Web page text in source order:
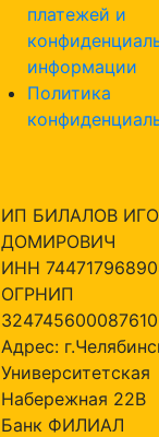
платежей и
информации
Политика
ИП БИЛАЛОВ
ДОМИРОВИЧ
ИНН
ОГРНИП
324745600087610
Адрес:
Университетская
Набережная 22В
Банк ФИЛИАЛ